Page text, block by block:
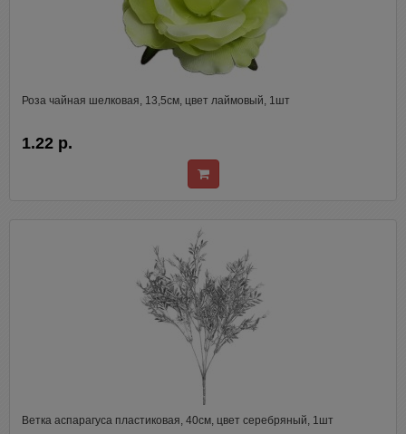
Роза чайная шелковая, 13,5см, цвет лаймовый, 1шт
1.22 р.
Ветка аспарагуса пластиковая, 40см, цвет серебряный, 1шт